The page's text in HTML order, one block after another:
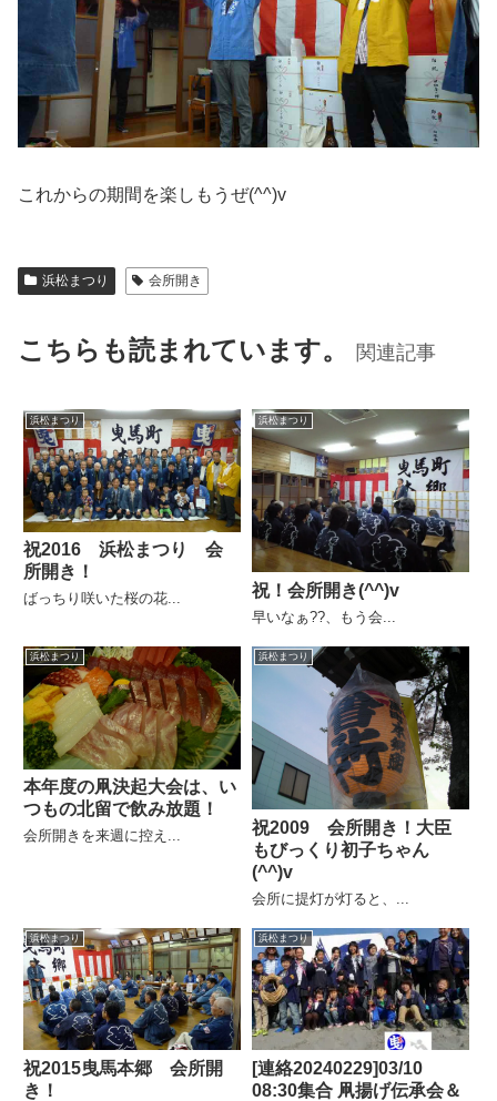
これからの期間を楽しもうぜ(^^)v
浜松まつり 会所開き
こちらも読まれています。 関連記事
浜松まつり
祝2016 浜松まつり 会
所開き！
ばっちり咲いた桜の花...
浜松まつり
祝！会所開き(^^)v
早いなぁ??、もう会...
浜松まつり
本年度の凧決起大会は、い
つもの北留で飲み放題！
会所開きを来週に控え...
浜松まつり
祝2009 会所開き！大臣
もびっくり初子ちゃん
(^^)v
会所に提灯が灯ると、...
浜松まつり
祝2015曳馬本郷 会所開
き！
浜松まつり
[連絡20240229]03/10
08:30集合 凧揚げ伝承会＆